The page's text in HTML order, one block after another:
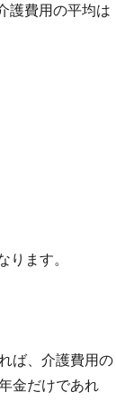
護費用の平均は
ります。
ば、介護費用の
金だけであれ